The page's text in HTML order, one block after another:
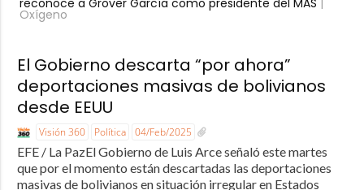
Oxígeno
El Gobierno descarta “por ahora”
deportaciones masivas de bolivianos
desde EEUU
Visión 360 Política 04/Feb/2025
EFE / La PazEl Gobierno de Luis Arce señaló este martes
que por el momento están descartadas las deportaciones
masivas de bolivianos en situación irregular en Estados